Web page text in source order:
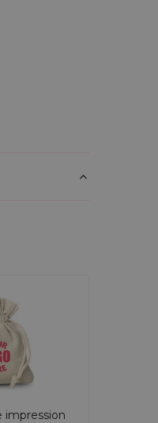
impression